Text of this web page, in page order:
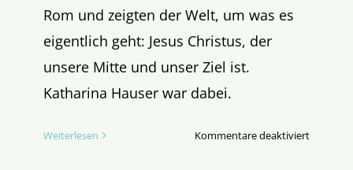
Rom und zeigten der Welt, um was es
eigentlich geht: Jesus Christus, der
unsere Mitte und unser Ziel ist.
Katharina Hauser war dabei.
Weiterlesen Kommentare deaktiviertfür